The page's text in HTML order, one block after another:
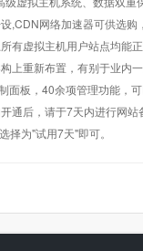
,CDN网络加速器可供选
有虚拟主机用户站点均能
上重新布置，有别于业内
面板，40余项管理功能，可
通后，请于7天内进行网站
择为"试用7天"即可。